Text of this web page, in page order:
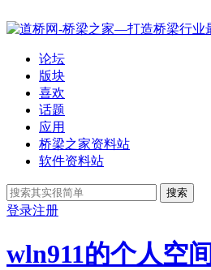
论坛
版块
喜欢
话题
应用
桥梁之家资料站
软件资料站
搜索
登录注册
wln911的个人空间